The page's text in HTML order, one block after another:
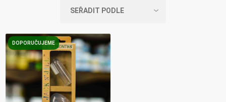
DOPORUČUJEME